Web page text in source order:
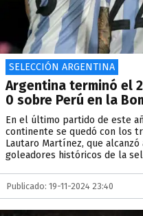
SELECCIÓN ARGENTINA
Argentina terminó el
0 sobre Perú en la
En el último partido de este
continente se quedó con los
Lautaro Martínez, que
goleadores históricos de la
Publicado: 19-11-2024 23:40